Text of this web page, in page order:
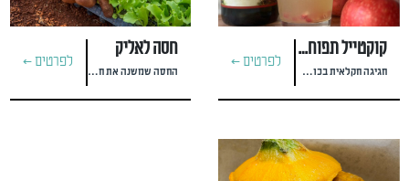
קוקטייל תפוח בדבש
חגיגה חקלאית בכוס #שלי פארי
לפרטים >
חסה לאליק
החסה שמשנה את חוקי המשחק
לפרטים >